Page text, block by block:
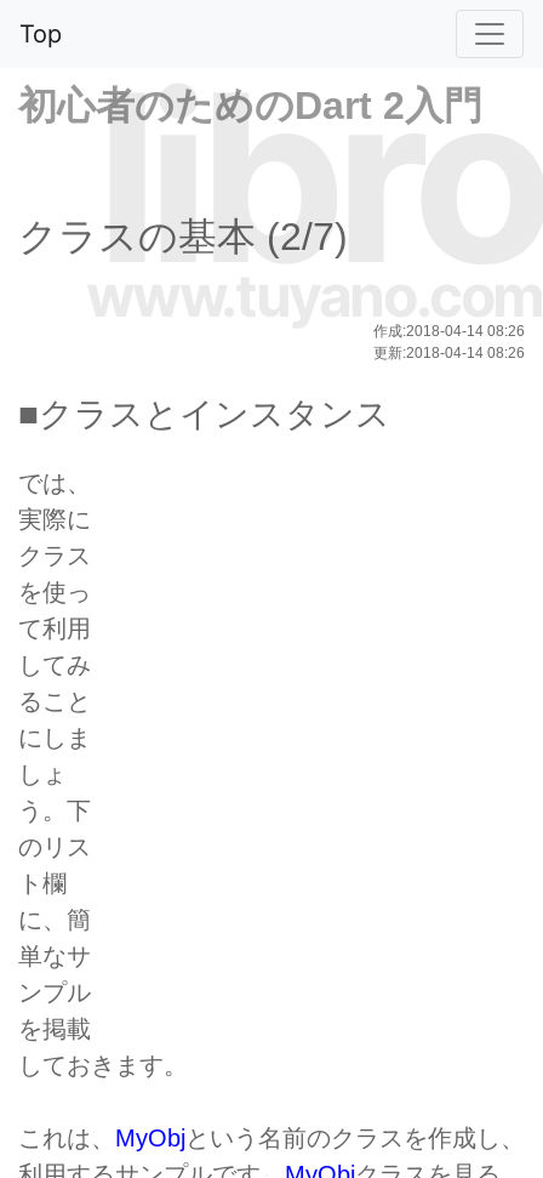
Top
libro
初心者のためのDart 2入門
クラスの基本 (2/7)
作成:2018-04-14 08:26
更新:2018-04-14 08:26
■クラスとインスタンス
では、
実際に
クラス
を使っ
て利用
してみ
ること
にしま
しょ
う。下
のリス
ト欄
に、簡
単なサ
ンプル
を掲載
しておきます。
これは、 MyObjという名前のクラスを作成し、